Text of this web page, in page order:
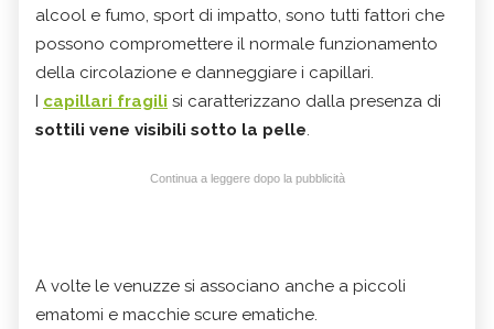
alcool e fumo, sport di impatto, sono tutti fattori che
possono compromettere il normale funzionamento
della circolazione e danneggiare i capillari.
I capillari fragili si caratterizzano dalla presenza di
sottili vene visibili sotto la pelle.
Continua a leggere dopo la pubblicità
A volte le venuzze si associano anche a piccoli
ematomi e macchie scure ematiche.